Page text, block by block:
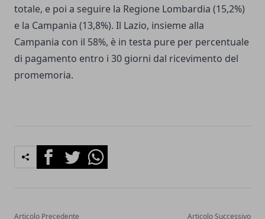
totale, e poi a seguire la Regione Lombardia (15,2%)
e la Campania (13,8%). Il Lazio, insieme alla
Campania con il 58%, è in testa pure per percentuale
di pagamento entro i 30 giorni dal ricevimento del
promemoria.
FacebookTwitterWhatsapp
Articolo Precedente Articolo Successivo